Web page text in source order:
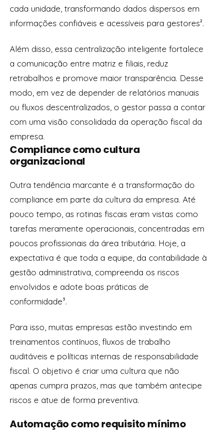
cada unidade, transformando dados dispersos em
informações confiáveis e acessíveis para gestores².
Além disso, essa centralização inteligente fortalece
a comunicação entre matriz e filiais, reduz
retrabalhos e promove maior transparência. Desse
modo, em vez de depender de relatórios manuais
ou fluxos descentralizados, o gestor passa a contar
com uma visão consolidada da operação fiscal da
empresa.
Compliance como cultura
organizacional
Outra tendência marcante é a transformação do
compliance em parte da cultura da empresa. Até
pouco tempo, as rotinas fiscais eram vistas como
tarefas meramente operacionais, concentradas em
poucos profissionais da área tributária. Hoje, a
expectativa é que toda a equipe, da contabilidade à
gestão administrativa, compreenda os riscos
envolvidos e adote boas práticas de
conformidade³.
Para isso, muitas empresas estão investindo em
treinamentos contínuos, fluxos de trabalho
auditáveis e políticas internas de responsabilidade
fiscal. O objetivo é criar uma cultura que não
apenas cumpra prazos, mas que também antecipe
riscos e atue de forma preventiva.
Automação como requisito mínimo